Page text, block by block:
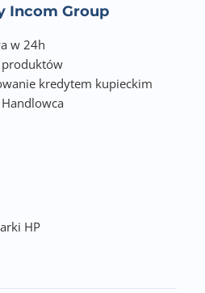
Incom Group
w 24h
kredytem kupieckim
HP